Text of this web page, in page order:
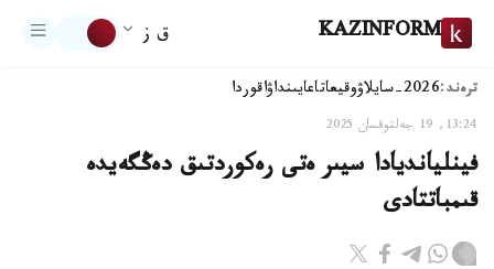
KAZINFORM ق ز
ترەند:2026-سايلاۋ وقيعاتاعايىنداۋاقوردا
13:24, 19 جەلتوقسان 2025
فينليانديادا سيىر ەتى رەكوردتىق دەڭگەيدە
قىمباتتادى